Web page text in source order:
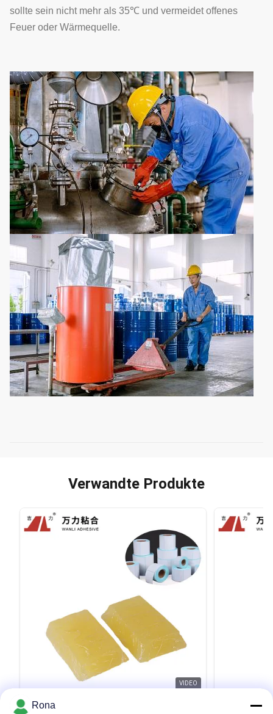
sollte sein nicht mehr als 35℃ und vermeidet offenes
Feuer oder Wärmequelle.
Verwandte Produkte
VIDEO
Thermopapier-Aufkleber heiße
Helle
Rona